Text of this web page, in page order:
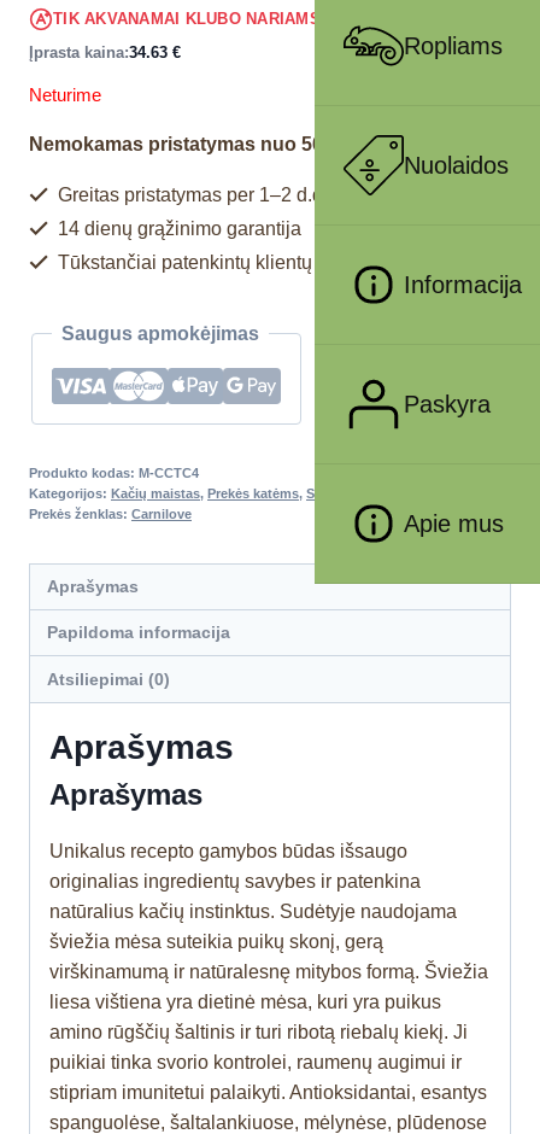
Ropliams
Nuolaidos
Informacija
Paskyra
Apie mus
TIK AKVANAMAI KLUBO NARIAMS 32.90
Įprasta kaina:34.63 €
Neturime
Nemokamas pristatymas nuo 50€
Greitas pristatymas per 1–2 d.d.
14 dienų grąžinimo garantija
Tūkstančiai patenkintų klientų
Saugus apmokėjimas
Produkto kodas: M-CCTC4
Kategorijos: Kačių maistas, Prekės katėms, Sausas maistas katėms
Prekės ženklas: Carnilove
Aprašymas
Papildoma informacija
Atsiliepimai (0)
Aprašymas
Aprašymas
Unikalus recepto gamybos būdas išsaugo
originalias ingredientų savybes ir patenkina
natūralius kačių instinktus. Sudėtyje naudojama
šviežia mėsa suteikia puikų skonį, gerą
virškinamumą ir natūralesnę mitybos formą. Šviežia
liesa vištiena yra dietinė mėsa, kuri yra puikus
amino rūgščių šaltinis ir turi ribotą riebalų kiekį. Ji
puikiai tinka svorio kontrolei, raumenų augimui ir
stipriam imunitetui palaikyti. Antioksidantai, esantys
spanguolėse, šaltalankiuose, mėlynėse, plūdenose